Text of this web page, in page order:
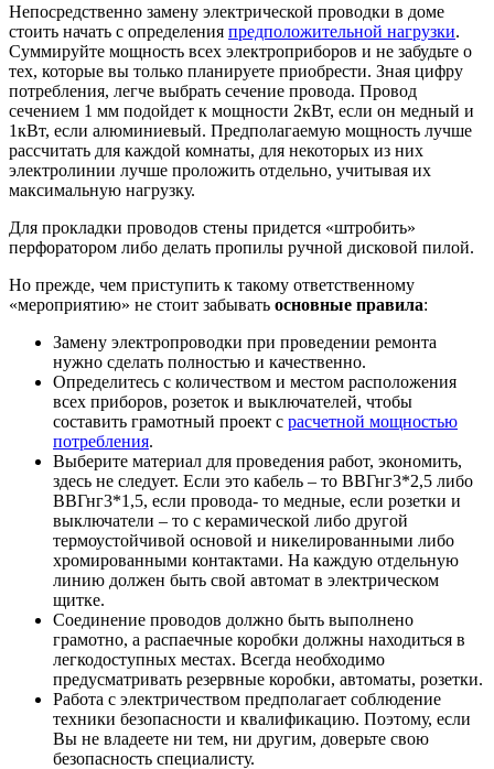
Непосредственно замену электрической проводки в доме
стоить начать с определения предположительной нагрузки.
Суммируйте мощность всех электроприборов и не забудьте о
тех, которые вы только планируете приобрести. Зная цифру
потребления, легче выбрать сечение провода. Провод
сечением 1 мм подойдет к мощности 2кВт, если он медный и
1кВт, если алюминиевый. Предполагаемую мощность лучше
рассчитать для каждой комнаты, для некоторых из них
электролинии лучше проложить отдельно, учитывая их
максимальную нагрузку.
Для прокладки проводов стены придется «штробить»
перфоратором либо делать пропилы ручной дисковой пилой.
Но прежде, чем приступить к такому ответственному
«мероприятию» не стоит забывать основные правила:
Замену электропроводки при проведении ремонта
нужно сделать полностью и качественно.
Определитесь с количеством и местом расположения
всех приборов, розеток и выключателей, чтобы
составить грамотный проект с расчетной мощностью
потребления.
Выберите материал для проведения работ, экономить,
здесь не следует. Если это кабель – то ВВГнг3*2,5 либо
ВВГнг3*1,5, если провода- то медные, если розетки и
выключатели – то с керамической либо другой
термоустойчивой основой и никелированными либо
хромированными контактами. На каждую отдельную
линию должен быть свой автомат в электрическом
щитке.
Соединение проводов должно быть выполнено
грамотно, а распаечные коробки должны находиться в
легкодоступных местах. Всегда необходимо
предусматривать резервные коробки, автоматы, розетки.
Работа с электричеством предполагает соблюдение
техники безопасности и квалификацию. Поэтому, если
Вы не владеете ни тем, ни другим, доверьте свою
безопасность специалисту.